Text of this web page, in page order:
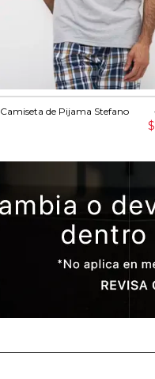
Camiseta de Pijama Stefano